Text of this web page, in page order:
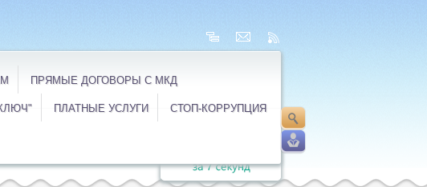
ПРЯМЫЕ ДОГОВОРЫ С МКД
ПЛАТНЫЕ УСЛУГИ СТОП-КОРРУПЦИЯ